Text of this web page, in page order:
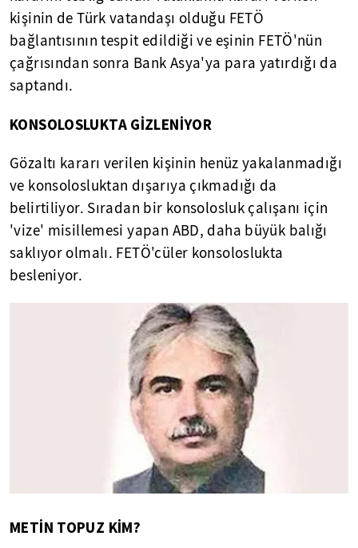
kişinin de Türk vatandaşı olduğu FETÖ
bağlantısının tespit edildiği ve eşinin FETÖ'nün
çağrısından sonra Bank Asya'ya para yatırdığı da
saptandı.
KONSOLOSLUKTA GİZLENİYOR
Gözaltı kararı verilen kişinin henüz yakalanmadığı
ve konsolosluktan dışarıya çıkmadığı da
belirtiliyor. Sıradan bir konsolosluk çalışanı için
'vize' misillemesi yapan ABD, daha büyük balığı
saklıyor olmalı. FETÖ'cüler konsoloslukta
besleniyor.
METİN TOPUZ KİM?